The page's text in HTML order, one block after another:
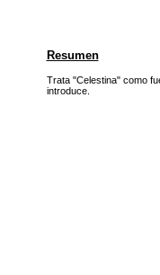
Resumen
Trata "Celestina" como
introduce.